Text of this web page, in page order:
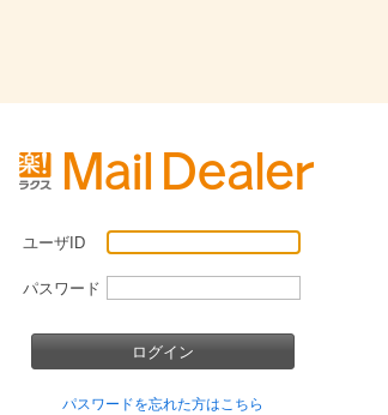
ユーザID
パスワード
パスワードを忘れた方はこちら